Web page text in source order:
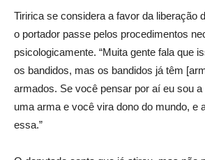
Tiririca se considera a favor da liberação
o portador passe pelos procedimentos
psicologicamente. “Muita gente fala que
os bandidos, mas os bandidos já têm
armados. Se você pensar por aí eu sou a
uma arma e você vira dono do mundo, e
essa.”